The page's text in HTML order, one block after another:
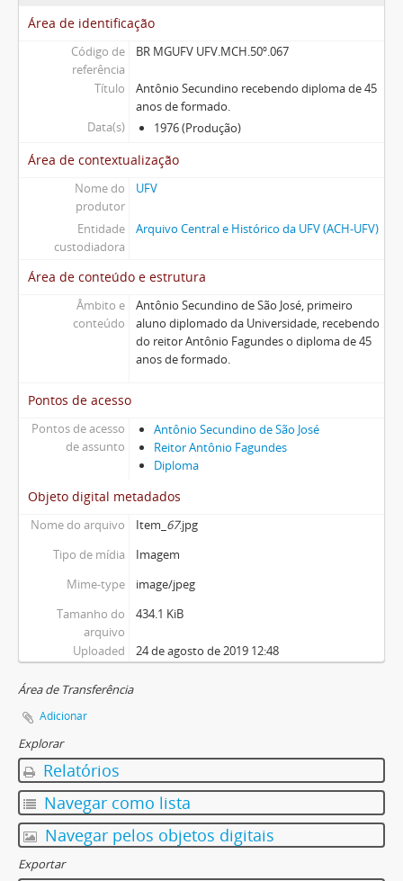
Área de identificação
Código de
referência
BR MGUFV UFV.MCH.50º.067
Título
Antônio Secundino recebendo diploma de 45
anos de formado.
Data(s)
1976 (Produção)
Área de contextualização
Nome do
produtor
UFV
Entidade
custodiadora
Arquivo Central e Histórico da UFV (ACH-UFV)
Área de conteúdo e estrutura
Âmbito e
conteúdo
Antônio Secundino de São José, primeiro
aluno diplomado da Universidade, recebendo
do reitor Antônio Fagundes o diploma de 45
anos de formado.
Pontos de acesso
Pontos de acesso
de assunto
Antônio Secundino de São José
Reitor Antônio Fagundes
Diploma
Objeto digital metadados
Nome do arquivo Item_ 67.jpg
Tipo de mídia
Imagem
Mime-type
image/jpeg
Tamanho do
arquivo
434.1 KiB
Uploaded 24 de agosto de 2019 12:48
Área de Transferência
Adicionar
Explorar
Relatórios
Navegar como lista
Navegar pelos objetos digitais
Exportar